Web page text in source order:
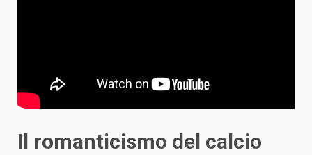
Il romanticismo del calcio